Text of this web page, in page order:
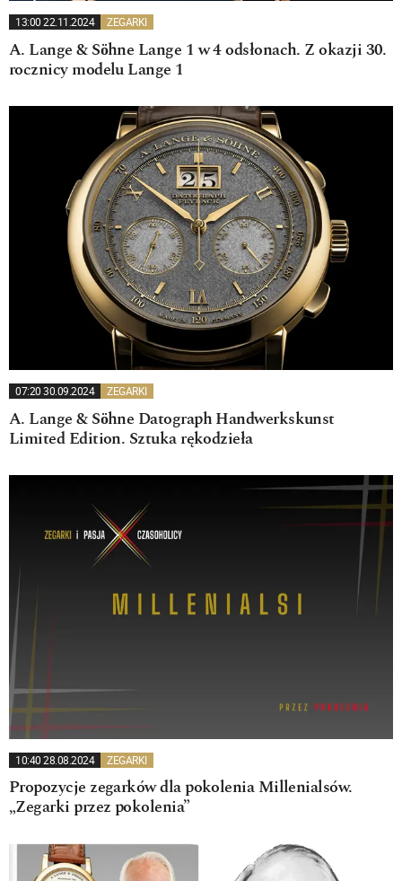
13:00 22.11.2024 ZEGARKI
A. Lange & Söhne Lange 1 w 4 odsłonach. Z okazji 30.
rocznicy modelu Lange 1
07:20 30.09.2024 ZEGARKI
A. Lange & Söhne Datograph Handwerkskunst
Limited Edition. Sztuka rękodzieła
10:40 28.08.2024 ZEGARKI
Propozycje zegarków dla pokolenia Millenialsów.
„Zegarki przez pokolenia”